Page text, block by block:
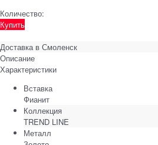
Количество:
Купить
Доставка в Смоленск
Описание
Характеристики
Вставка
Фианит
Коллекция
TREND LINE
Металл